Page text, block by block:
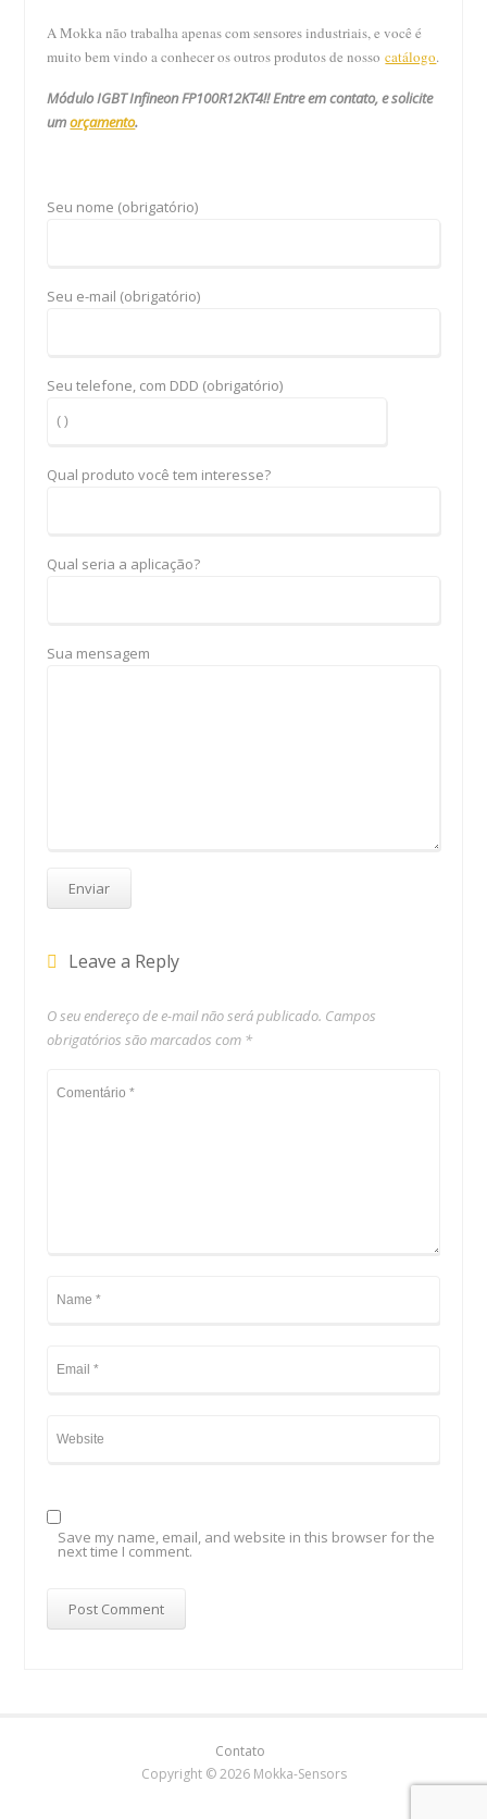
A Mokka não trabalha apenas com sensores industriais, e você é
muito bem vindo a conhecer os outros produtos de nossocatálogo.
Módulo IGBT Infineon FP100R12KT4!! Entre em contato, e solicite
umorçamento.
Seu nome (obrigatório)
Seu e-mail (obrigatório)
Seu telefone, com DDD (obrigatório)
Qual produto você tem interesse?
Qual seria a aplicação?
Sua mensagem
Leave a Reply
O seu endereço de e-mail não será publicado. Campos
obrigatórios são marcados com *
Save my name, email, and website in this browser for the
next time I comment.
Contato
Copyright © 2026 Mokka-Sensors